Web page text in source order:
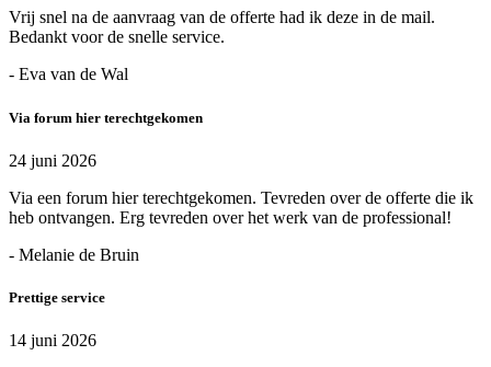
Vrij snel na de aanvraag van de offerte had ik deze in de mail.
Bedankt voor de snelle service.
- Eva van de Wal
Via forum hier terechtgekomen
24 juni 2026
Via een forum hier terechtgekomen. Tevreden over de offerte die ik
heb ontvangen. Erg tevreden over het werk van de professional!
- Melanie de Bruin
Prettige service
14 juni 2026